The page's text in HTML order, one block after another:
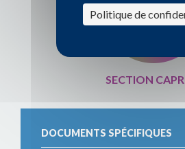
SECTION
DOCUMENTS SPÉCIFIQUES
Politique de